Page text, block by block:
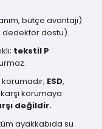
bütçe avantajı)
dedektör dostu).
tekstil P
ESD,
korumaya
değildir.
ayakkabıda su